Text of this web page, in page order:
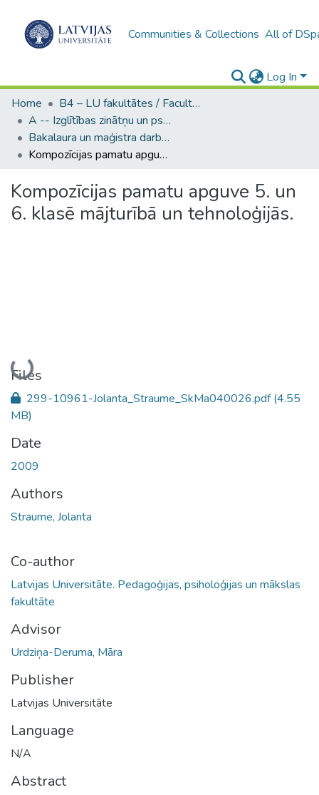
Communities & Collections All of
Log In
Home
B4 – LU fakultātes / Faculties of the UL
A -- Izglītības zinātņu un psiholoģijas fakultāte / Faculty of Education Sciences and Psychology
Bakalaura un maģistra darbi (PPMF) / Bachelor's and Master's theses
Kompozīcijas pamatu apguve 5. un 6. klasē mājturībā un tehnoloģijās.
Kompozīcijas pamatu apguve 5. un
6. klasē mājturībā un tehnoloģijās.
Loading...
Files
299-10961-Jolanta_Straume_SkMa040026.pdf(4.55
MB)
Date
2009
Authors
Straume, Jolanta
Co-author
Latvijas Universitāte. Pedagoģijas, psiholoģijas un mākslas
fakultāte
Advisor
Urdziņa-Deruma, Māra
Publisher
Latvijas Universitāte
Language
N/A
Abstract